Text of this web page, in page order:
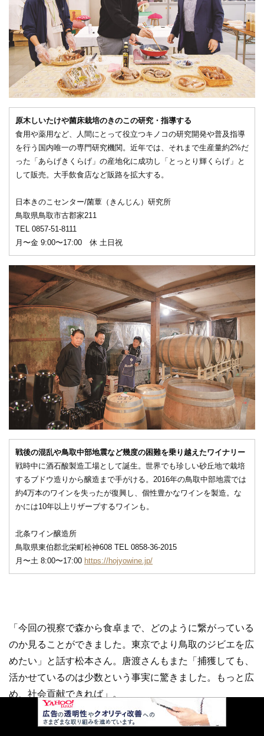
原木しいたけや菌床栽培のきのこの研究・指導する
食用や薬用など、人間にとって役立つキノコの研究開発や普及指導
を行う国内唯一の専門研究機関。近年では、それまで生産量約2%だ
った「あらげきくらげ」の産地化に成功し「とっとり輝くらげ」と
して販売。大手飲食店など販路を拡大する。
日本きのこセンター/菌蕈（きんじん）研究所
鳥取県鳥取市古郡家211
TEL 0857-51-8111
月〜金 9:00〜17:00 休 土日祝
戦後の混乱や鳥取中部地震など幾度の困難を乗り越えたワイナリー
戦時中に酒石酸製造工場として誕生。世界でも珍しい砂丘地で栽培
するブドウ造りから醸造まで手がける。2016年の鳥取中部地震では
約4万本のワインを失ったが復興し、個性豊かなワインを製造。な
かには10年以上リザーブするワインも。
北条ワイン醸造所
鳥取県東伯郡北栄町松神608 TEL 0858-36-2015
月〜土 8:00〜17:00 https://hojyowine.jp/
「今回の視察で森から食卓まで、どのように繋がっている
のか見ることができました。東京でより鳥取のジビエを広
めたい」と話す松本さん。唐渡さんもまた「捕獲しても、
活かせているのは少数という事実に驚きました。もっと広
め、社会貢献できれば」。
里山の課題に向き合い、命を美食へと昇華する営みを都会